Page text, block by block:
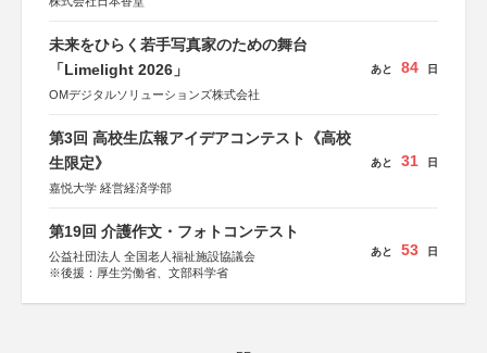
未来をひらく若手写真家のための舞台
「Limelight 2026」
OMデジタルソリューションズ株式会社
あと 84 日
第3回 高校生広報アイデアコンテスト《高校
生限定》
嘉悦大学 経営経済学部
あと 31 日
第19回 介護作文・フォトコンテスト
公益社団法人 全国老人福祉施設協議会
※後援：厚生労働省、文部科学省
あと 53 日